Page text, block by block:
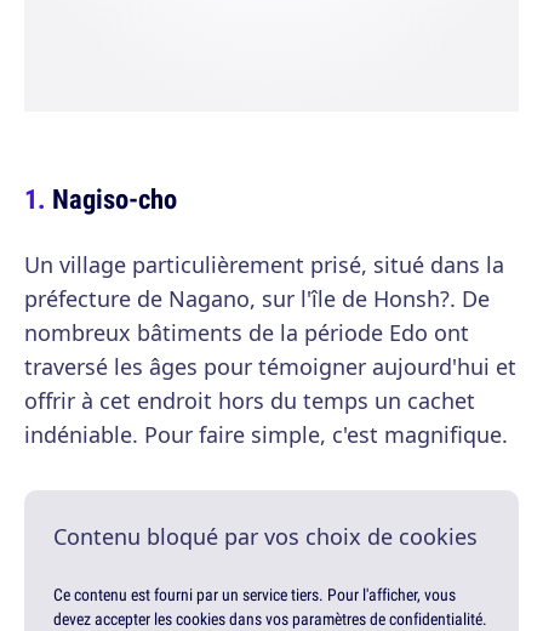
Nagiso-cho
Un village particulièrement prisé, situé dans la
préfecture de Nagano, sur l'île de Honsh?. De
nombreux bâtiments de la période Edo ont
traversé les âges pour témoigner aujourd'hui et
offrir à cet endroit hors du temps un cachet
indéniable. Pour faire simple, c'est magnifique.
Contenu bloqué par vos choix de cookies
Ce contenu est fourni par un service tiers. Pour l'afficher, vous
devez accepter les cookies dans vos paramètres de confidentialité.